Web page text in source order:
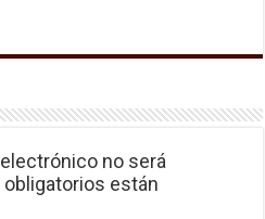
no será
están